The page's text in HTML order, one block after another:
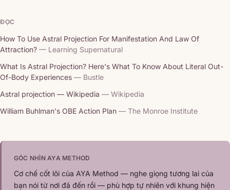
ĐỌC
How To Use Astral Projection For Manifestation And Law Of
Attraction? — Learning Supernatural
What Is Astral Projection? Here's What To Know About Literal Out-
Of-Body Experiences — Bustle
Astral projection — Wikipedia — Wikipedia
William Buhlman's OBE Action Plan — The Monroe Institute
GÓC NHÌN AYA METHOD
Cơ chế cốt lõi của AYA Method — nghe giọng tương lai của
bạn nói từ nơi đã đến rồi — phù hợp tự nhiên với khung hiện